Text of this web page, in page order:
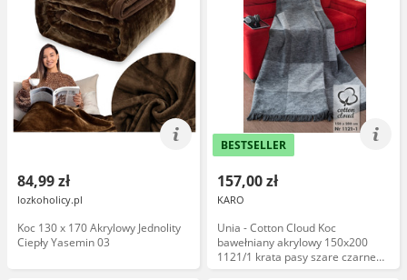
84,99 zł
lozkoholicy.pl
Koc 130 x 170 Akrylowy Jednolity
Ciepły Yasemin 03
BESTSELLER
157,00 zł
KARO
Unia - Cotton Cloud Koc
bawełniany akrylowy 150x200
1121/1 krata pasy szare czarne
narzuta pled